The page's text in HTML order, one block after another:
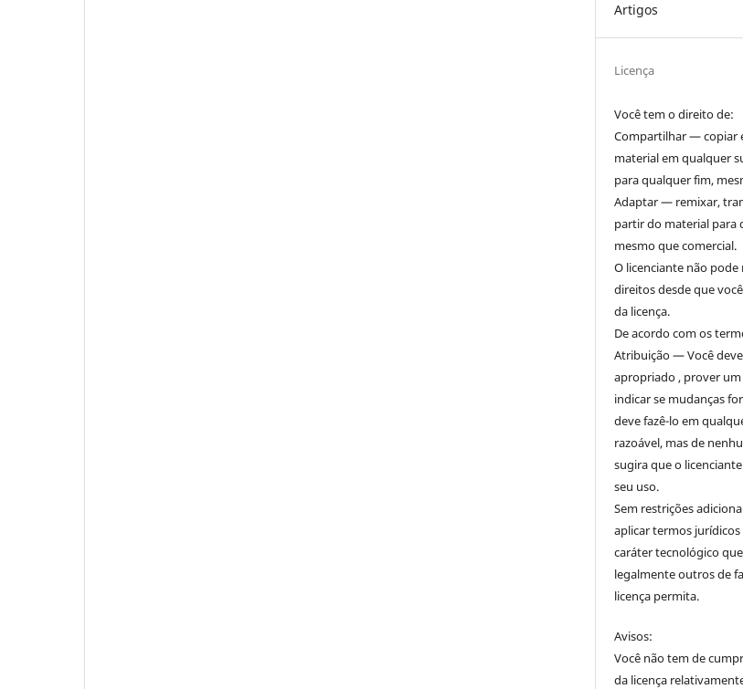
Artigos
Licença
Você tem o direito de:
Compartilhar — copiar
material em qualquer
para qualquer fim,
Adaptar — remixar,
partir do material para
mesmo que comercial.
O licenciante não pode
direitos desde que
da licença.
De acordo com os
Atribuição — Você
apropriado , prover um
indicar se mudanças
deve fazê-lo em
razoável, mas de
sugira que o
seu uso.
Sem restrições
aplicar termos
caráter tecnológico
legalmente outros de
licença permita.
Avisos:
Você não tem de
da licença